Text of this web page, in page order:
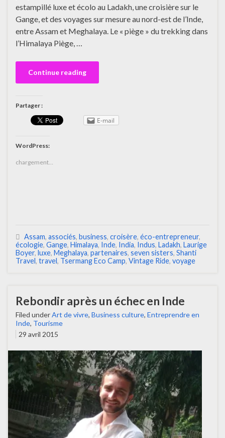
estampillé luxe et écolo au Ladakh, une croisière sur le
Gange, et des voyages sur mesure au nord-est de l’Inde,
entre Assam et Meghalaya. Le « piège » du trekking dans
l’Himalaya Piège, …
Continue reading
Partager :
E-mail
WordPress:
chargement…
Assam, associés, business, croisère, éco-entrepreneur,
écologie, Gange, Himalaya, Inde, India, Indus, Ladakh, Laurige
Boyer, luxe, Meghalaya, partenaires, seven sisters, Shanti
Travel, travel, Tsermang Eco Camp, Vintage Ride, voyage
Rebondir après un échec en Inde
Filed underArt de vivre, Business culture, Entreprendre en
Inde, Tourisme
29 avril 2015